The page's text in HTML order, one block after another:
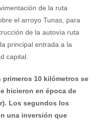
de la ruta
el arroyo Tunas, para
de la autovía ruta
principal entrada a la
capital.
primeros 10 kilómetros se
hicieron en época de
Los segundos los
una inversión que